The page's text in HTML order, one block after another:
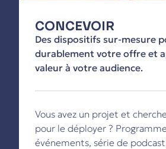
CONCEVOIR
Des dispositifs sur-mesure
durablement votre offre et
valeur à votre audience.
Vous avez un projet et
pour le déployer ?
événements, série de